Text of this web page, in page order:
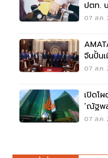
ปตท.
07 ส.ค.
จีนปั้น
ไฮเทค
07 ส.ค.
เปิดโ
‘ณัฐพล รัง
มาแร
07 ส.ค.